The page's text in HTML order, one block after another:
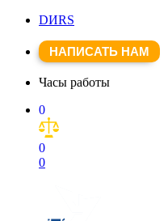
DИRS
НАПИСАТЬ НАМ
Часы работы
0
0
0